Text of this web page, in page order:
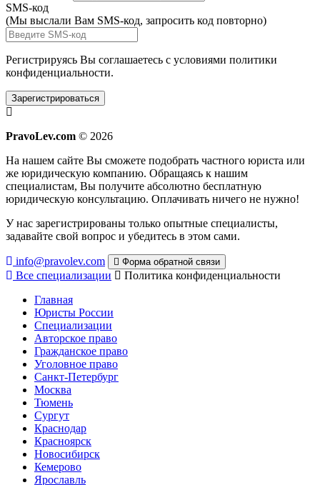
SMS-код
(Мы выслали Вам SMS-код, запросить код повторно)
Регистрируясь Вы соглашаетесь с условиями политики
конфиденциальности.
Зарегистрироваться
PravoLev.com © 2026
На нашем сайте Вы сможете подобрать частного юриста или
же юридическую компанию. Обращаясь к нашим
специалистам, Вы получите абсолютно бесплатную
юридическую консультацию. Оплачивать ничего не нужно!
У нас зарегистрированы только опытные специалисты,
задавайте свой вопрос и убедитесь в этом сами.
info@pravolev.com Форма обратной связи
Все специализации
Политика конфиденциальности
Главная
Юристы России
Специализации
Авторское право
Гражданское право
Уголовное право
Санкт-Петербург
Москва
Тюмень
Сургут
Краснодар
Красноярск
Новосибирск
Кемерово
Ярославль